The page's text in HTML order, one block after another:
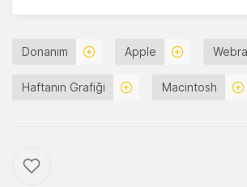
Donanım Apple
Haftanın Grafiği Macintosh